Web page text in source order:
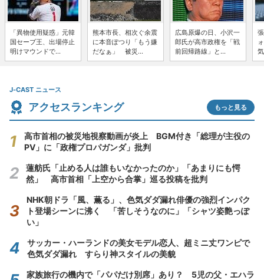
「異物使用疑惑」元韓
国セーブ王、出場停止
明けマウンドで...
熊本市長、相次ぐ余震
に本音ぽつり「もう嫌
だなぁ」 被災...
広島原爆の日、小沢一
郎氏が高市政権を「戦
前回帰路線」と...
J-CAST ニュース
アクセスランキング もっと見る
高市首相の被災地視察動画が炎上 BGM付き「総理が主役の
PV」に「政権プロパガンダ」批判
蓮舫氏「止める人は誰もいなかったのか」「あまりにも愕
然」 高市首相「上空から合掌」巡る投稿を批判
NHK朝ドラ「風、薫る」、色気ダダ漏れ俳優の強烈インパク
ト登場シーンに沸く 「苦しそうなのに」「シャツ姿艶っぽ
い」
サッカー・ハーランドの美女モデル恋人、超ミニ丈ワンピで
色気ダダ漏れ すらり神スタイルの美貌
家族旅行の機内で「パパだけ別席」あり？ 5児の父・エハラ